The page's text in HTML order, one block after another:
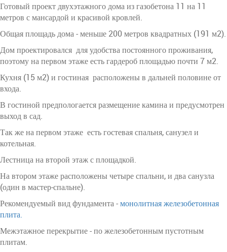
Готовый проект двухэтажного дома из газобетона 11 на 11
метров с мансардой и красивой кровлей.
Общая площадь дома - меньше 200 метров квадратных (191 м2).
Дом проектировался для удобства постоянного проживания,
поэтому на первом этаже есть гардероб площадью почти 7 м2.
Кухня (15 м2) и гостиная расположены в дальней половине от
входа.
В гостиной предпологается размещение камина и предусмотрен
выход в сад.
Так же на первом этаже есть гостевая спальня, санузел и
котельная.
Лестница на второй этаж с площадкой.
На втором этаже расположены четыре спальни, и два санузла
(один в мастер-спальне).
Рекомендуемый вид фундамента -монолитная железобетонная
плита.
Межэтажное перекрытие - по железобетонным пустотным
плитам.